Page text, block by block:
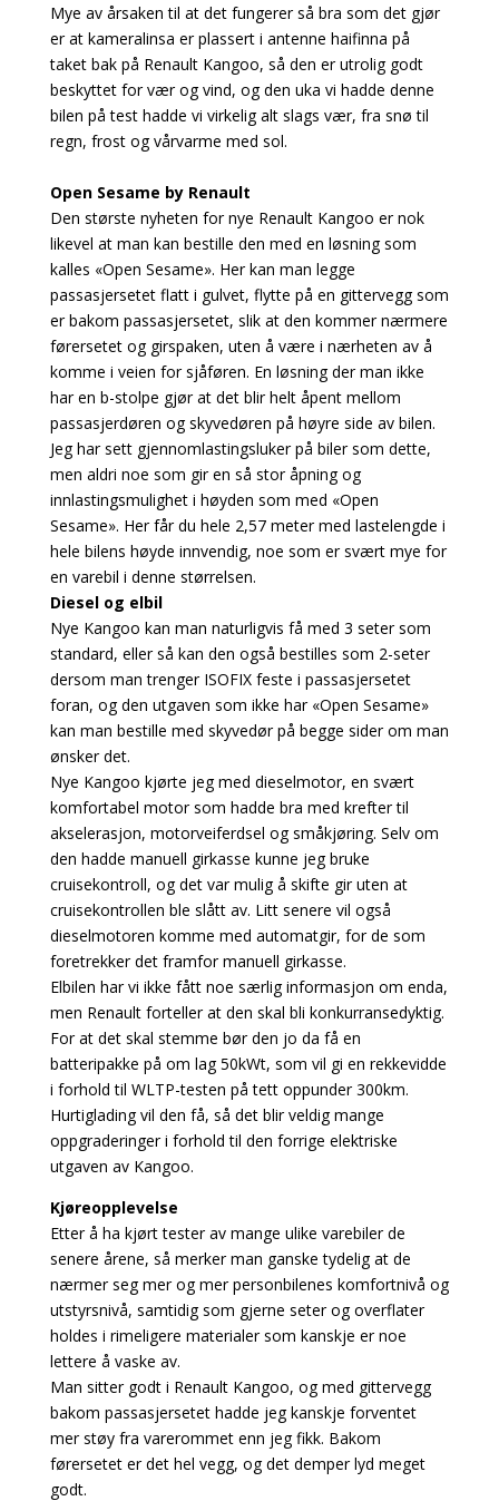
Mye av årsaken til at det fungerer så bra som det gjør
er at kameralinsa er plassert i antenne haifinna på
taket bak på Renault Kangoo, så den er utrolig godt
beskyttet for vær og vind, og den uka vi hadde denne
bilen på test hadde vi virkelig alt slags vær, fra snø til
regn, frost og vårvarme med sol.
Open Sesame by Renault
Den største nyheten for nye Renault Kangoo er nok
likevel at man kan bestille den med en løsning som
kalles «Open Sesame». Her kan man legge
passasjersetet flatt i gulvet, flytte på en gittervegg som
er bakom passasjersetet, slik at den kommer nærmere
førersetet og girspaken, uten å være i nærheten av å
komme i veien for sjåføren. En løsning der man ikke
har en b-stolpe gjør at det blir helt åpent mellom
passasjerdøren og skyvedøren på høyre side av bilen.
Jeg har sett gjennomlastingsluker på biler som dette,
men aldri noe som gir en så stor åpning og
innlastingsmulighet i høyden som med «Open
Sesame». Her får du hele 2,57 meter med lastelengde i
hele bilens høyde innvendig, noe som er svært mye for
en varebil i denne størrelsen.
Diesel og elbil
Nye Kangoo kan man naturligvis få med 3 seter som
standard, eller så kan den også bestilles som 2-seter
dersom man trenger ISOFIX feste i passasjersetet
foran, og den utgaven som ikke har «Open Sesame»
kan man bestille med skyvedør på begge sider om man
ønsker det.
Nye Kangoo kjørte jeg med dieselmotor, en svært
komfortabel motor som hadde bra med krefter til
akselerasjon, motorveiferdsel og småkjøring. Selv om
den hadde manuell girkasse kunne jeg bruke
cruisekontroll, og det var mulig å skifte gir uten at
cruisekontrollen ble slått av. Litt senere vil også
dieselmotoren komme med automatgir, for de som
foretrekker det framfor manuell girkasse.
Elbilen har vi ikke fått noe særlig informasjon om enda,
men Renault forteller at den skal bli konkurransedyktig.
For at det skal stemme bør den jo da få en
batteripakke på om lag 50kWt, som vil gi en rekkevidde
i forhold til WLTP-testen på tett oppunder 300km.
Hurtiglading vil den få, så det blir veldig mange
oppgraderinger i forhold til den forrige elektriske
utgaven av Kangoo.
Kjøreopplevelse
Etter å ha kjørt tester av mange ulike varebiler de
senere årene, så merker man ganske tydelig at de
nærmer seg mer og mer personbilenes komfortnivå og
utstyrsnivå, samtidig som gjerne seter og overflater
holdes i rimeligere materialer som kanskje er noe
lettere å vaske av.
Man sitter godt i Renault Kangoo, og med gittervegg
bakom passasjersetet hadde jeg kanskje forventet
mer støy fra varerommet enn jeg fikk. Bakom
førersetet er det hel vegg, og det demper lyd meget
godt.